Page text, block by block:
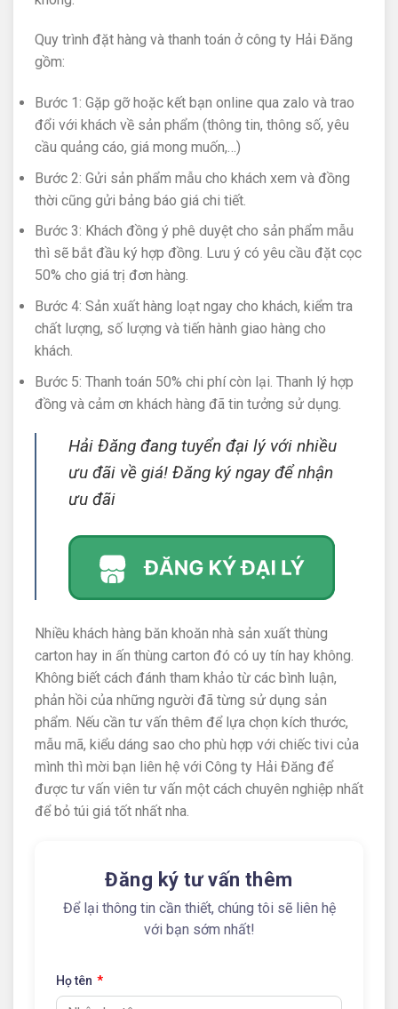
Quy trình đặt hàng và thanh toán ở công ty Hải Đăng
gồm:
Bước 1: Gặp gỡ hoặc kết bạn online qua zalo và trao
đổi với khách về sản phẩm (thông tin, thông số, yêu
cầu quảng cáo, giá mong muốn,…)
Bước 2: Gửi sản phẩm mẫu cho khách xem và đồng
thời cũng gửi bảng báo giá chi tiết.
Bước 3: Khách đồng ý phê duyệt cho sản phẩm mẫu
thì sẽ bắt đầu ký hợp đồng. Lưu ý có yêu cầu đặt cọc
50% cho giá trị đơn hàng.
Bước 4: Sản xuất hàng loạt ngay cho khách, kiểm tra
chất lượng, số lượng và tiến hành giao hàng cho
khách.
Bước 5: Thanh toán 50% chi phí còn lại. Thanh lý hợp
đồng và cảm ơn khách hàng đã tin tưởng sử dụng.
Hải Đăng đang tuyển đại lý với nhiều
ưu đãi về giá! Đăng ký ngay để nhận
ưu đãi
Nhiều khách hàng băn khoăn nhà sản xuất thùng
carton hay in ấn thùng carton đó có uy tín hay không.
Không biết cách đánh tham khảo từ các bình luận,
phản hồi của những người đã từng sử dụng sản
phẩm. Nếu cần tư vấn thêm để lựa chọn kích thước,
mẫu mã, kiểu dáng sao cho phù hợp với chiếc tivi của
mình thì mời bạn liên hệ với Công ty Hải Đăng để
được tư vấn viên tư vấn một cách chuyên nghiệp nhất
để bỏ túi giá tốt nhất nha.
Đăng ký tư vấn thêm
Để lại thông tin cần thiết, chúng tôi sẽ liên hệ
với bạn sớm nhất!
Họ tên